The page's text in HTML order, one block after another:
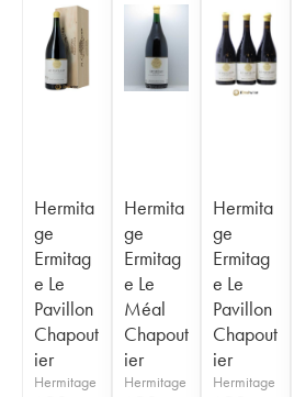
Hermita
ge
Ermitag
e Le
Pavillon
Chapout
ier
Hermitage
Hermita
ge
Ermitag
e Le
Méal
Chapout
ier
Hermitage
Hermita
ge
Ermitag
e Le
Pavillon
Chapout
ier
Hermitage